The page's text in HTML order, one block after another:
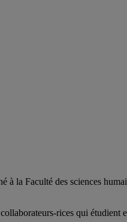
la Faculté des sciences
collaborateurs-rices qui étudient